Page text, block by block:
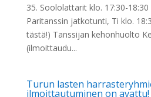
35. Soololattarit klo. 17:30-
Paritanssin jatkotunti, Ti klo.
tästä!) Tanssijan kehonhuolto
(ilmoittaudu...
Turun lasten
ilmoittautuminen on avattu!